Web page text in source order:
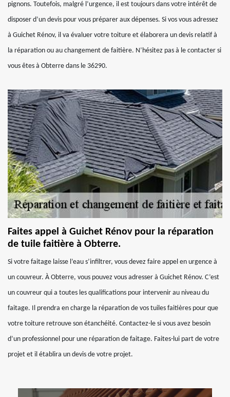
pignons. Toutefois, malgré l’urgence, il est toujours dans votre intérêt de
disposer d’un devis pour vous préparer aux dépenses. Si vos vous adressez
à Guichet Rénov, il va évaluer votre toiture et élaborera un devis relatif à
la réparation ou au changement de faitière. N’hésitez pas à le contacter si
vous êtes à Obterre dans le 36290.
Faites appel à Guichet Rénov pour la réparation
de tuile faitière à Obterre.
Si votre faitage laisse l’eau s’infiltrer, vous devez faire appel en urgence à
un couvreur. À Obterre, vous pouvez vous adresser à Guichet Rénov. C’est
un couvreur qui a toutes les qualifications pour intervenir au niveau du
faitage. Il prendra en charge la réparation de vos tuiles faitières pour que
votre toiture retrouve son étanchéité. Contactez-le si vous avez besoin
d’un professionnel pour une réparation de faitage. Faites-lui part de votre
projet et il établira un devis de votre projet.